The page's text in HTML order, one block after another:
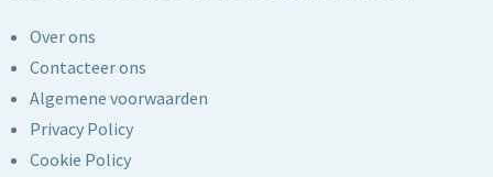
Over ons
Contacteer ons
Algemene voorwaarden
Privacy Policy
Cookie Policy